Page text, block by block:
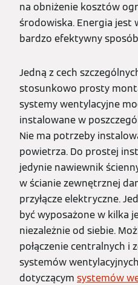
na obniżenie kosztów
środowiska. Energia jest
bardzo efektywny
Jedną z cech
stosunkowo prosty
systemy wentylacyjne
instalowane w
Nie ma potrzeby
powietrza. Do prostej
jedynie nawiewnik
w ścianie zewnętrznej
przyłącze elektryczne.
być wyposażone w kilka
niezależnie od siebie.
połączenie centralnych i
systemów
dotyczącym systemów